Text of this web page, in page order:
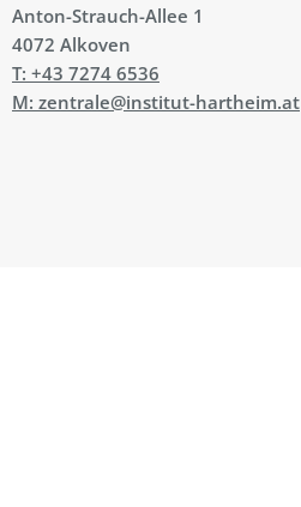
Anton-Strauch-Allee 1
4072 Alkoven
T: +43 7274 6536
M: zentrale@institut-hartheim.at